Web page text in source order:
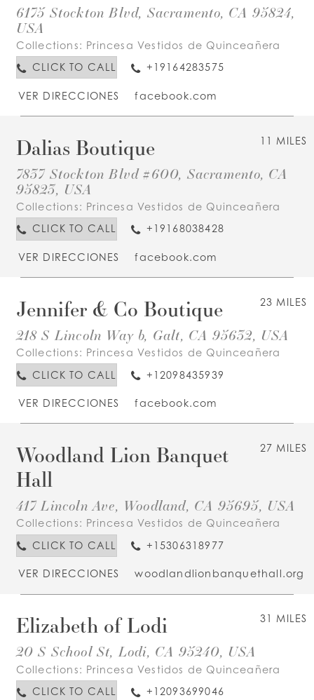
6175 Stockton Blvd, Sacramento, CA 95824,
USA
Collections: Princesa Vestidos de Quinceañera
CLICK TO CALL
+19164283575
VER DIRECCIONES facebook.com
11 MILES
Dalias Boutique
7837 Stockton Blvd #600, Sacramento, CA
95823, USA
Collections: Princesa Vestidos de Quinceañera
CLICK TO CALL
+19168038428
VER DIRECCIONES facebook.com
23 MILES
Jennifer & Co Boutique
218 S Lincoln Way b, Galt, CA 95632, USA
Collections: Princesa Vestidos de Quinceañera
CLICK TO CALL
+12098435939
VER DIRECCIONES facebook.com
27 MILES
Woodland Lion Banquet
Hall
417 Lincoln Ave, Woodland, CA 95695, USA
Collections: Princesa Vestidos de Quinceañera
CLICK TO CALL
+15306318977
VER DIRECCIONES woodlandlionbanquethall.org
31 MILES
Elizabeth of Lodi
20 S School St, Lodi, CA 95240, USA
Collections: Princesa Vestidos de Quinceañera
CLICK TO CALL
+12093699046